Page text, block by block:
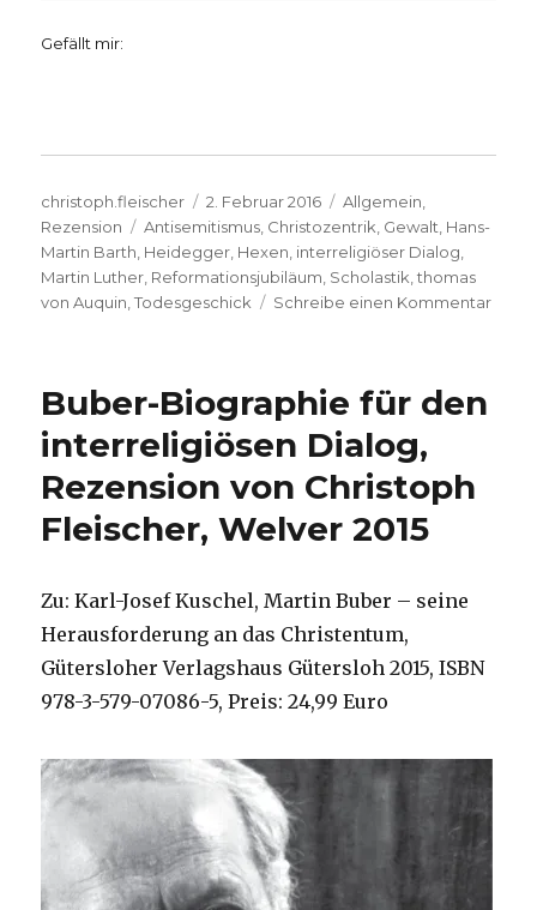
Gefällt mir:
Autor
christoph.fleischer
Veröffentlicht
am
2. Februar 2016 Kategorien
Allgemein,
Rezension
Schlagwörter
Antisemitismus, Christozentrik, Gewalt, Hans-
Martin Barth, Heidegger, Hexen, interreligiöser Dialog,
Martin Luther, Reformationsjubiläum, Scholastik,thomas
von Auquin,Todesgeschick Schreibe einen Kommentarzu
Buber-Biographie für den
interreligiösen Dialog,
Rezension von Christoph
Fleischer, Welver 2015
Zu: Karl-Josef Kuschel, Martin Buber – seine
Herausforderung an das Christentum,
Gütersloher Verlagshaus Gütersloh 2015, ISBN
978-3-579-07086-5, Preis: 24,99 Euro